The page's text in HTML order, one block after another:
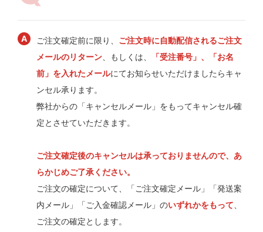
ご注文確定前に限り、 ご注文時に自動配信されるご注文
メールのリターン 、もしくは、
「受注番号」、「お名
前」を入れたメールにてお知らせいただけましたらキャ
ンセル承ります。
弊社からの「キャンセルメール」をもってキャンセル確
定とさせていただきます。
ご注文確定後のキャンセルは承っておりませんので、あ
らかじめご了承ください。
ご注文の確定について、「ご注文確定メール」「発送案
内メール」「ご入金確認メール」のいずれかをもって
ご注文の確定とします。